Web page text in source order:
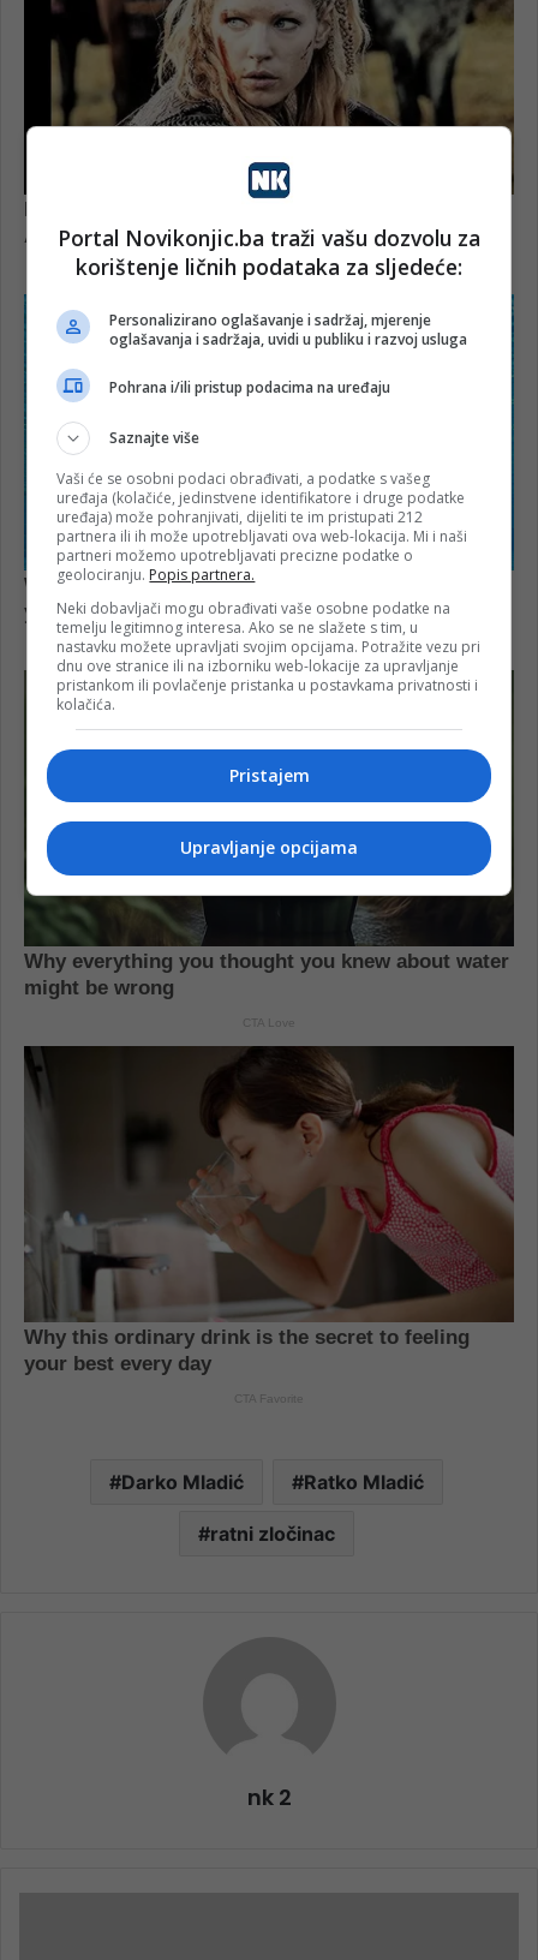
Darko Mladić Ratko Mladić
ratni zločinac
nk 2
Portal Novikonjic.ba traži vašu dozvolu za
korištenje ličnih podataka za sljedeće:
Personalizirano oglašavanje i sadržaj, mjerenje
oglašavanja i sadržaja, uvidi u publiku i razvoj usluga
Pohrana i/ili pristup podacima na uređaju
Saznajte više
Vaši će se osobni podaci obrađivati, a podatke s vašeg
uređaja (kolačiće, jedinstvene identifikatore i druge podatke
uređaja) može pohranjivati, dijeliti te im pristupati 212
partnera ili ih može upotrebljavati ova web-lokacija. Mi i naši
partneri možemo upotrebljavati precizne podatke o
geolociranju. Popis partnera.
Neki dobavljači mogu obrađivati vaše osobne podatke na
temelju legitimnog interesa. Ako se ne slažete s tim, u
nastavku možete upravljati svojim opcijama. Potražite vezu pri
dnu ove stranice ili na izborniku web-lokacije za upravljanje
pristankom ili povlačenje pristanka u postavkama privatnosti i
kolačića.
Pristajem
Upravljanje opcijama